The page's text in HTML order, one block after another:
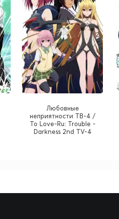
Любовные
неприятности ТВ-4 /
To Love-Ru: Trouble -
Darkness 2nd TV-4